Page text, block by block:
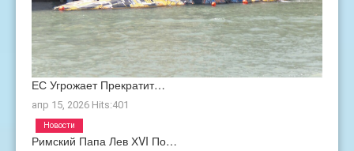
ЕС Угрожает Прекратит…
апр 15, 2026 Hits:401
Римский Папа Лев ХVI По…
Новости